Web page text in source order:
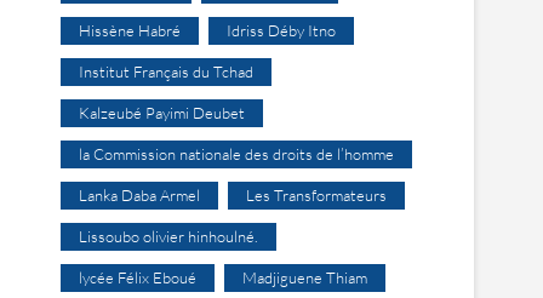
Hissène Habré Idriss Déby Itno
Institut Français du Tchad
Kalzeubé Payimi Deubet
la Commission nationale des droits de l’homme
Lanka Daba Armel Les Transformateurs
Lissoubo olivier hinhoulné.
lycée Félix Eboué Madjiguene Thiam